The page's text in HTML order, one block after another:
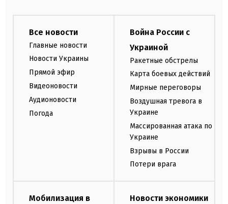
Все новости
Главные новости
Новости Украины
Прямой эфир
Видеоновости
Аудионовости
Погода
Война России с
Украиной
Ракетные обстрелы
Карта боевых действий
Мирные переговоры
Воздушная тревога в
Украине
Массированная атака по
Украине
Взрывы в России
Потери врага
Мобилизация в
Новости экономики